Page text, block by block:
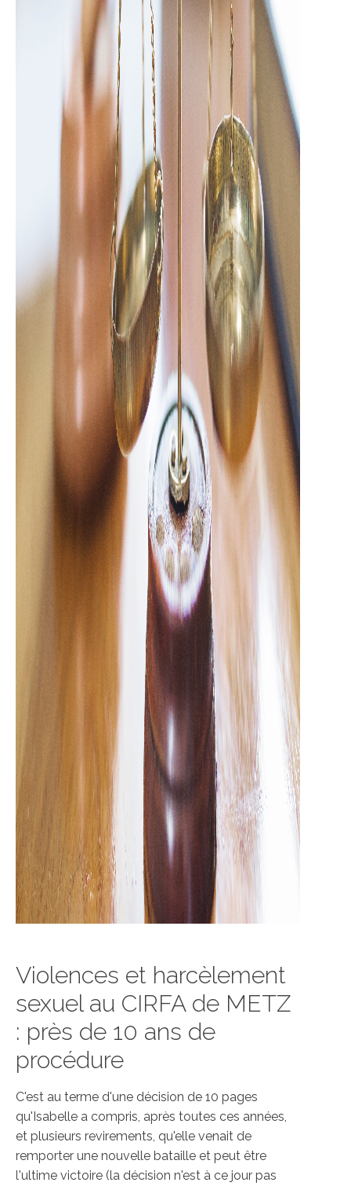
Violences et harcèlement
sexuel au CIRFA de METZ
: près de 10 ans de
procédure
C'est au terme d'une décision de 10 pages
qu'Isabelle a compris, après toutes ces années,
et plusieurs revirements, qu'elle venait de
remporter une nouvelle bataille et peut être
l'ultime victoire (la décision n'est à ce jour pas